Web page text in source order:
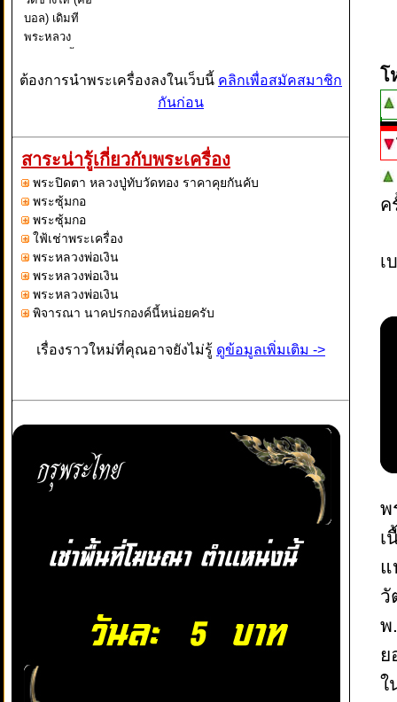
บอล) เดิมที
พระหลวง
สร้างที่วัดช้าง
ออกมาให้
ประชาชนเช่า
บูชาก
ต้องการนำพระเครื่องลงในเว็บนี้ คลิกเพื่อสมัคสมาชิก
กันก่อน
สาระน่ารู้เกี่ยวกับพระเครื่อง
พระปิดตา หลวงปู่ทับวัดทอง ราคาคุยกันคับ
พระซุ้มกอ
พระซุ้มกอ
ใฟ้เช่าพระเครื่อง
พระหลวงพ่อเงิน
พระหลวงพ่อเงิน
พระหลวงพ่อเงิน
พิจารณา นาคปรกองค์นี้หน่อยครับ
เรื่องราวใหม่ที่คุณอาจยังไม่รู้ ดูข้อมูลเพิ่มเติม ->
โ
เ
พ
เ
แ
วั
พ
ย
ใ